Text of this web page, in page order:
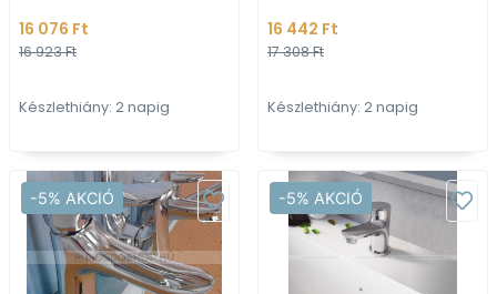
16 076 Ft
16 923 Ft
Készlethiány: 2 napig
16 442 Ft
17 308 Ft
Készlethiány: 2 napig
-5% AKCIÓ -5% AKCIÓ